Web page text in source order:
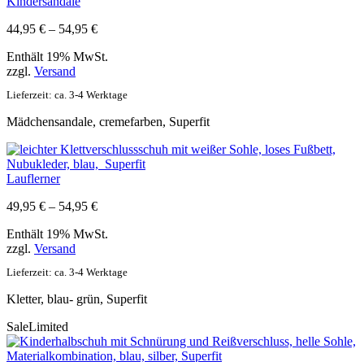
44,95 € – 54,95 €Preisspanne:
bis
Enthält 19% MwSt.
zzgl. Versand
Lieferzeit: ca. 3-4 Werktage
Mädchensandale, cremefarben, Superfit
Lauflerner
49,95 € – 54,95 €Preisspanne:
bis
Enthält 19% MwSt.
zzgl. Versand
Lieferzeit: ca. 3-4 Werktage
Kletter, blau- grün, Superfit
SaleLimited